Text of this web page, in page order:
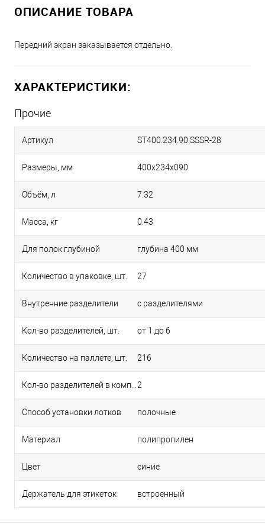
ОПИСАНИЕ ТОВАРА
Передний экран заказывается отдельно.
ХАРАКТЕРИСТИКИ:
Прочие
Артикул ST400.234.90.SSSR-28
Размеры, мм 400х234х090
Объём, л 7.32
Масса, кг 0.43
Для полок глубиной глубина 400 мм
Количество в упаковке, шт. 27
Внутренние разделители с разделителями
Кол-во разделителей, шт. от 1 до 6
Количество на паллете, шт. 216
2
Способ установки лотков полочные
Материал полипропилен
Цвет синие
Держатель для этикеток встроенный